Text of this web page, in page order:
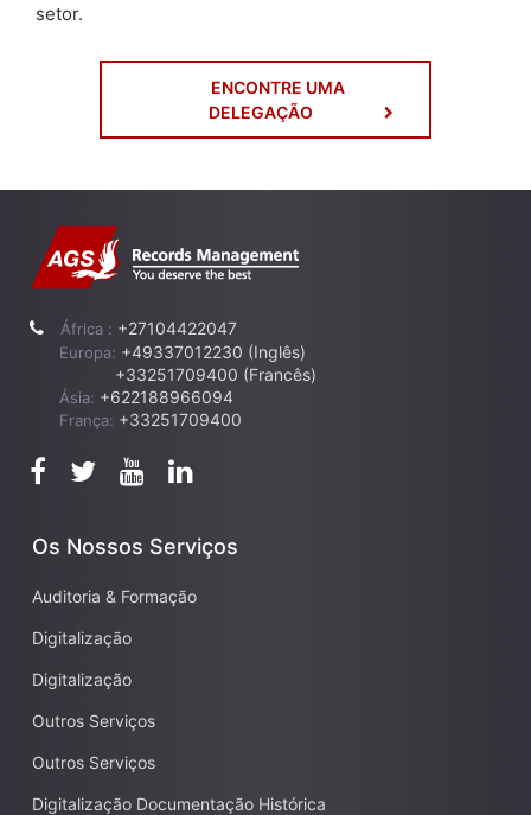
setor.
ENCONTRE UMA
DELEGAÇÃO
África : +27104422047
Europa: +49337012230 (Inglês)
+33251709400 (Francês)
Ásia: +622188966094
França: +33251709400
Os Nossos Serviços
Auditoria & Formação
Digitalização
Digitalização
Outros Serviços
Outros Serviços
Digitalização Documentação Histórica